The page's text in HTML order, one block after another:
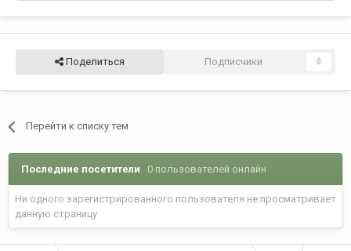
Поделиться Подписчики 0
Перейти к списку тем
Последние посетители 0 пользователей онлайн
Ни одного зарегистрированного пользователя не просматривает
данную страницу